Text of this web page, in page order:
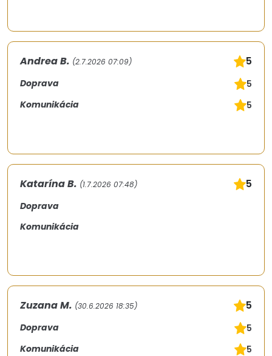
Andrea B. (2.7.2026 07:09) 5
Doprava
5
Komunikácia
5
Katarína B. (1.7.2026 07:48) 5
Doprava
Komunikácia
Zuzana M. (30.6.2026 18:35) 5
Doprava
5
Komunikácia
5